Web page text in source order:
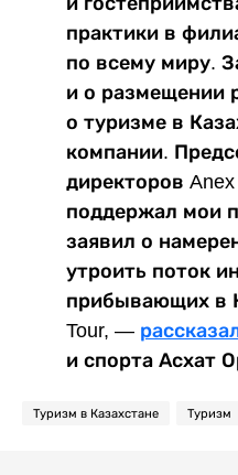
практики в
по всему миру.
и о размещении
о туризме в
компании.
директоров
поддержал мои
заявил о
утроить поток
прибывающих в
Tour, —
и спорта Асхат
Туризм в Казахстане Туризм